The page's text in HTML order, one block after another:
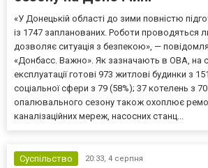
«У Донецькій області до зими повністю
із 1747 запланованих. Роботи проводяться
дозволяє ситуація з безпекою», —
«Донбасс. Важно». Як зазначають в ОВА, на
експлуатації готові 973 житлові будинки з
соціальної сфери з 79 (58%); 37 котелень з
опалювального сезону також охоплює
каналізаційних мереж, насосних станц...
Суспільство 20:33, 4 серпня